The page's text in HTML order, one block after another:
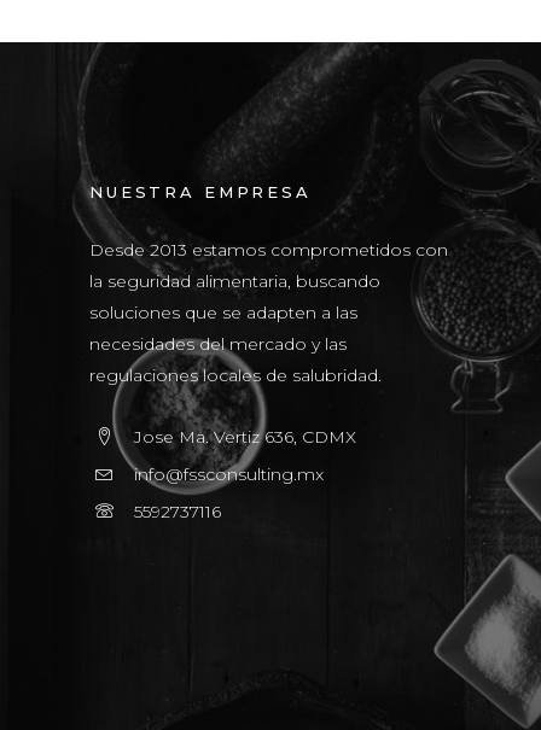
NUESTRA EMPRESA
Desde 2013 estamos comprometidos con
la seguridad alimentaria, buscando
soluciones que se adapten a las
necesidades del mercado y las
regulaciones locales de salubridad.
Jose Ma. Vertiz 636, CDMX
info@fssconsulting.mx
5592737116